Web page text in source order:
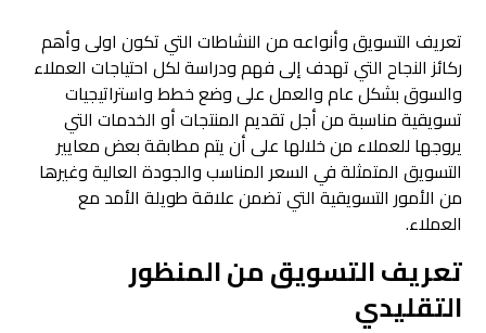
تعريف التسويق وأنواعه من النشاطات التي تكون اولى وأهم
ركائز النجاح التي تهدف إلى فهم ودراسة لكل احتياجات العملاء
والسوق بشكل عام والعمل على وضع خطط واستراتيجيات
تسويقية مناسبة من أجل تقديم المنتجات أو الخدمات التي
يروجها للعملاء من خلالها على أن يتم مطابقة بعض معايير
التسويق المتمثلة في السعر المناسب والجودة العالية وغيرها
من الأمور التسويقية التي تضمن علاقة طويلة الأمد مع
العملاء.
تعريف التسويق من المنظور
التقليدي